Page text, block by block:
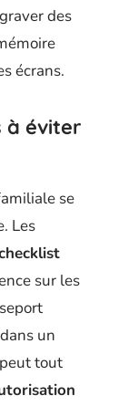
des
écrans.
à éviter
se
Les
sur les
un
tout